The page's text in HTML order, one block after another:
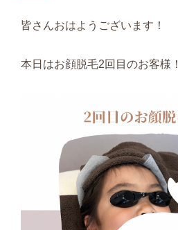
皆さんおはようございます！
本日はお顔脱毛2回目のお客様！